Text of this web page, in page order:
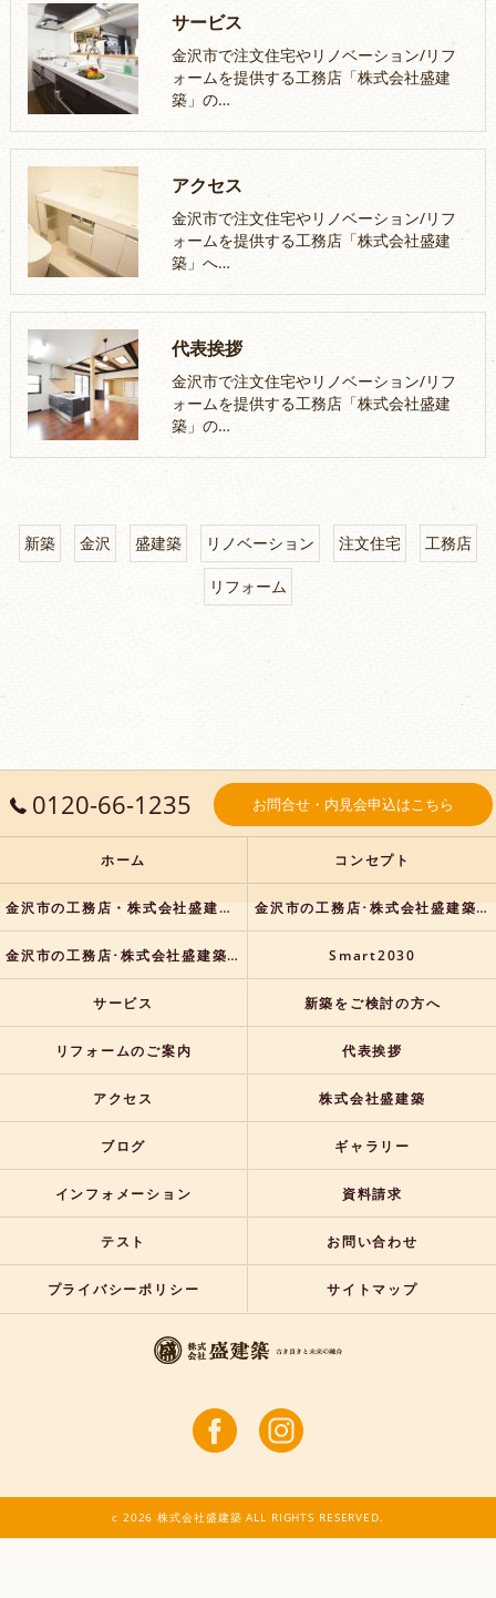
サービス
金沢市で注文住宅やリノベーション/リフ
ォームを提供する工務店「株式会社盛建
築」の…
アクセス
金沢市で注文住宅やリノベーション/リフ
ォームを提供する工務店「株式会社盛建
築」へ…
代表挨拶
金沢市で注文住宅やリノベーション/リフ
ォームを提供する工務店「株式会社盛建
築」の…
新築 金沢 盛建築 リノベーション 注文住宅 工務店
リフォーム
0120-66-1235 お問合せ・内見会申込はこちら
ホーム コンセプト
金沢市の工務店・株式会社盛建築の口コミ情報 金沢市の工務店･株式会社盛建築の評判
金沢市の工務店･株式会社盛建築のお客様の声 Smart2030
サービス 新築をご検討の方へ
リフォームのご案内 代表挨拶
アクセス 株式会社盛建築
ブログ ギャラリー
インフォメーション 資料請求
テスト お問い合わせ
プライバシーポリシー サイトマップ
c 2026 株式会社盛建築 ALL RIGHTS RESERVED.